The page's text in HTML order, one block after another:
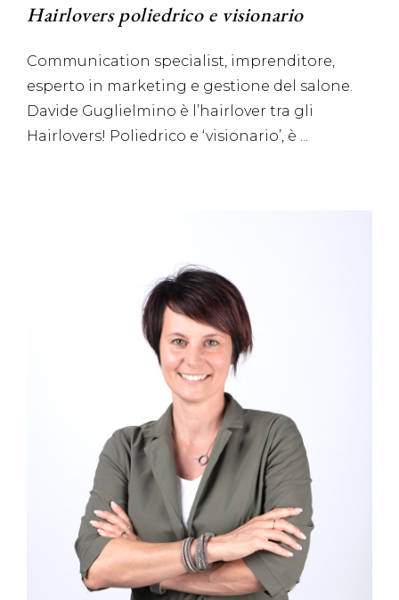
Hairlovers poliedrico e visionario
Communication specialist, imprenditore,
esperto in marketing e gestione del salone.
Davide Guglielmino è l’hairlover tra gli
Hairlovers! Poliedrico e ‘visionario’, è